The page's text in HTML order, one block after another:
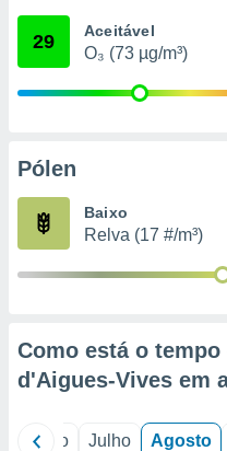
através
estudos
1199
29 Aceitável
O₃ (73 µg/m³)
Pólen
Baixo
Relva (17 #/m³)
Como está o tempo
d'Aigues-Vives em
Junho Julho Agosto